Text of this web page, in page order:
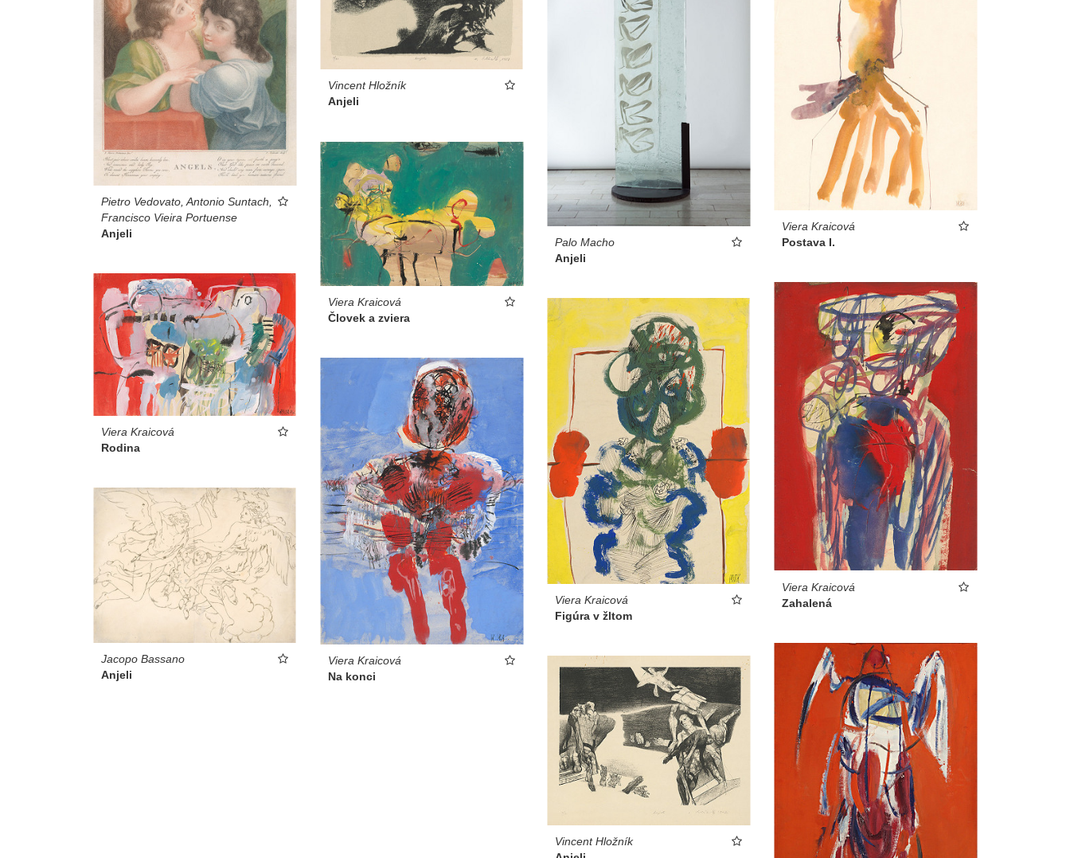
Pietro Vedovato, Antonio Suntach,
Francisco Vieira Portuense
Anjeli
Vincent Hložník
Anjeli
Palo Macho
Anjeli
Viera Kraicová
Postava I.
Viera Kraicová
Človek a zviera
Viera Kraicová
Rodina
Viera Kraicová
Zahalená
Viera Kraicová
Figúra v žltom
Viera Kraicová
Na konci
Jacopo Bassano
Anjeli
Vincent Hložník